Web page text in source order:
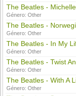
The Beatles - Michelle
Género:Other
The Beatles -
Género:Other
The Beatles - In My
Género:Other
The Beatles - Twist
Género:Other
The Beatles - With A
Género:Other